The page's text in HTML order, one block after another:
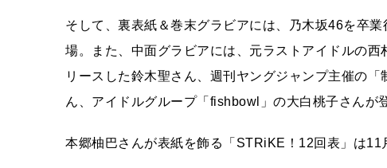
そして、裏表紙＆巻末グラビアには、乃木坂46を卒
場。また、中面グラビアには、元ラストアイドルの
リースした鈴木聖さん、週刊ヤングジャンプ主催の
ん、アイドルグループ「fishbowl」の大白桃子さんが
本郷柚巴さんが表紙を飾る「STRiKE！12回表」は11